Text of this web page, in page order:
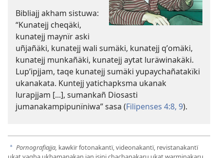
Bibliajj akham sistuwa:
“Kunatejj cheqäki,
kunatejj maynïr aski
uñjañäki, kunatejj wali sumäki, kunatejj qʼomäki,
kunatejj munkañäki, kunatejj aytat luräwinakäki.
Lupʼipjjam, taqe kunatejj sumäki yupaychañatakïki
ukanakata. Kuntejj yatichapksma ukanak
lurapjjam [...], sumankañ Diosasti
jumanakampipunïniwa” sasa (Filipenses 4:8, 9).
a Pornografiajja, kawkïr fotonakantï, videonakantï, revistanakantï